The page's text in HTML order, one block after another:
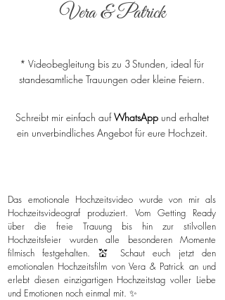
Vera & Patrick
* Videobegleitung bis zu 3 Stunden, ideal für
standesamtliche Trauungen oder kleine Feiern.
Schreibt mir einfach aufWhatsAppund erhaltet
ein unverbindliches Angebot für eure Hochzeit.
Das emotionale Hochzeitsvideo wurde von mir als
Hochzeitsvideograf produziert. Vom Getting Ready
über die freie Trauung bis hin zur stilvollen
Hochzeitsfeier wurden alle besonderen Momente
filmisch festgehalten. 💒 Schaut euch jetzt den
emotionalen Hochzeitsfilm von Vera & Patrick an und
erlebt diesen einzigartigen Hochzeitstag voller Liebe
und Emotionen noch einmal mit. ✨